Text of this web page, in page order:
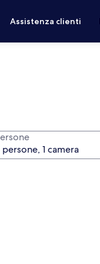
Assistenza clienti